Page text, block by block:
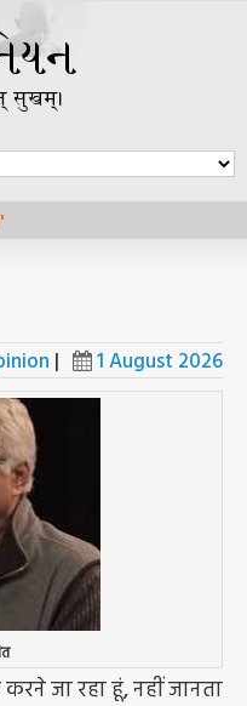
| 1 August 2026
जा रहा हूं, नहीं जानता